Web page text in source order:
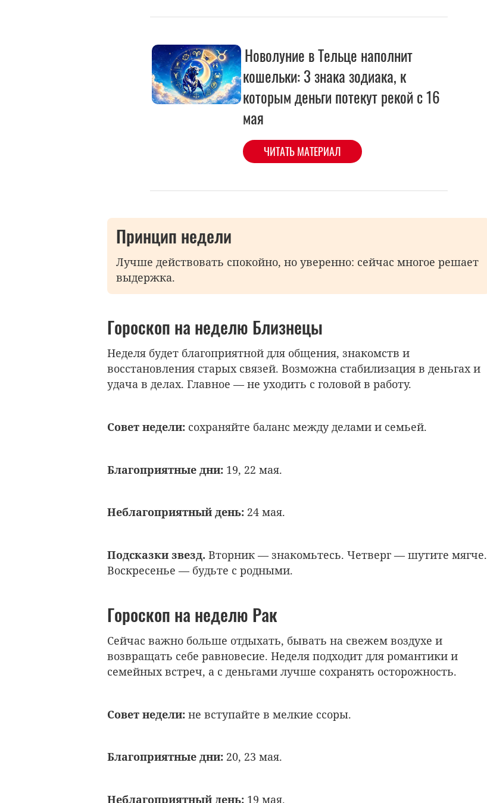
Новолуние в Тельце наполнит
кошельки: 3 знака зодиака, к
которым деньги потекут рекой с 16
мая
ЧИТАТЬ МАТЕРИАЛ
Принцип недели
Лучше действовать спокойно, но уверенно: сейчас многое решает
выдержка.
Гороскоп на неделю Близнецы
Неделя будет благоприятной для общения, знакомств и
восстановления старых связей. Возможна стабилизация в деньгах и
удача в делах. Главное — не уходить с головой в работу.
Совет недели: сохраняйте баланс между делами и семьей.
Благоприятные дни: 19, 22 мая.
Неблагоприятный день: 24 мая.
Подсказки звезд. Вторник — знакомьтесь. Четверг — шутите мягче.
Воскресенье — будьте с родными.
Гороскоп на неделю Рак
Сейчас важно больше отдыхать, бывать на свежем воздухе и
возвращать себе равновесие. Неделя подходит для романтики и
семейных встреч, а с деньгами лучше сохранять осторожность.
Совет недели: не вступайте в мелкие ссоры.
Благоприятные дни: 20, 23 мая.
Неблагоприятный день: 19 мая.